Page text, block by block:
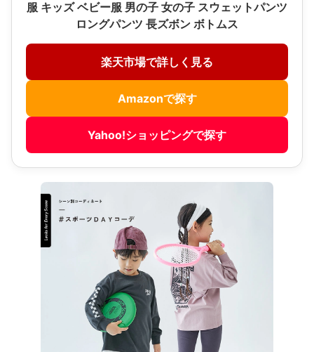
服 キッズ ベビー服 男の子 女の子 スウェットパンツ
ロングパンツ 長ズボン ボトムス
楽天市場で詳しく見る
Amazonで探す
Yahoo!ショッピングで探す